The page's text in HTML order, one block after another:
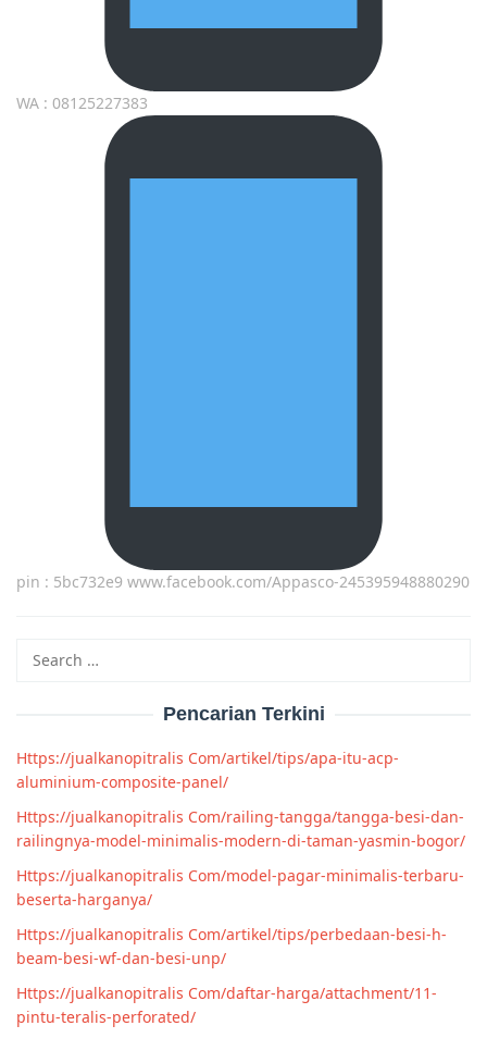
WA : 08125227383
pin : 5bc732e9 www.facebook.com/Appasco-245395948880290
for:
Pencarian Terkini
Https://jualkanopitralis Com/artikel/tips/apa-itu-acp-
aluminium-composite-panel/
Https://jualkanopitralis Com/railing-tangga/tangga-besi-dan-
railingnya-model-minimalis-modern-di-taman-yasmin-bogor/
Https://jualkanopitralis Com/model-pagar-minimalis-terbaru-
beserta-harganya/
Https://jualkanopitralis Com/artikel/tips/perbedaan-besi-h-
beam-besi-wf-dan-besi-unp/
Https://jualkanopitralis Com/daftar-harga/attachment/11-
pintu-teralis-perforated/